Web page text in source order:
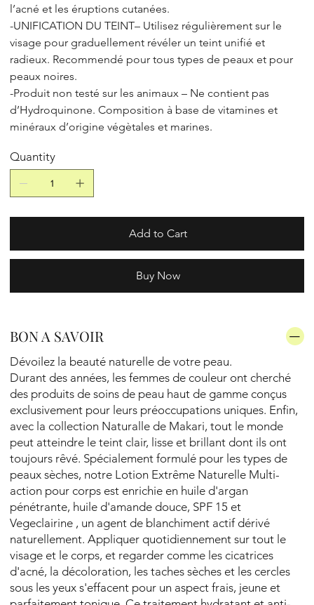
l’acné et les éruptions cutanées.
-UNIFICATION DU TEINT– Utilisez régulièrement sur le
visage pour graduellement révéler un teint unifié et
radieux. Recommendé pour tous types de peaux et pour
peaux noires.
-Produit non testé sur les animaux – Ne contient pas
d’Hydroquinone. Composition à base de vitamines et
minéraux d’origine végètales et marines.
Quantity
Add to Cart
Buy Now
BON A SAVOIR
Dévoilez la beauté naturelle de votre peau.
Durant des années, les femmes de couleur ont cherché
des produits de soins de peau haut de gamme conçus
exclusivement pour leurs préoccupations uniques. Enfin,
avec la collection Naturalle de Makari, tout le monde
peut atteindre le teint clair, lisse et brillant dont ils ont
toujours rêvé. Spécialement formulé pour les types de
peaux sèches, notre Lotion Extrême Naturelle Multi-
action pour corps est enrichie en huile d'argan
pénétrante, huile d'amande douce, SPF 15 et
Vegeclairine , un agent de blanchiment actif dérivé
naturellement. Appliquer quotidiennement sur tout le
visage et le corps, et regarder comme les cicatrices
d'acné, la décoloration, les taches sèches et les cercles
sous les yeux s'effacent pour un aspect frais, jeune et